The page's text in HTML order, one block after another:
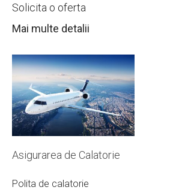
Solicita o oferta
Mai multe detalii
Asigurarea de Calatorie
Polita de calatorie